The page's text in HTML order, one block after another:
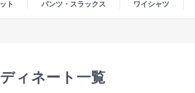
ト パンツ・スラックス ワイシャツ
ィネート一覧